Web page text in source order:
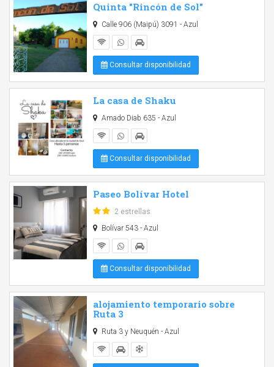
Quinta "Rincón de Sol"
Calle 906 (Maipú) 3091 - Azul
Consultar disponibilidad
La casa de Shaku
Amado Diab 635 - Azul
Consultar disponibilidad
Paseo Bolívar Hotel
2 estrellas
Bolívar 543 - Azul
Consultar disponibilidad
alojamiento temporario sobre
Ruta 3
Ruta 3 y Neuquén - Azul